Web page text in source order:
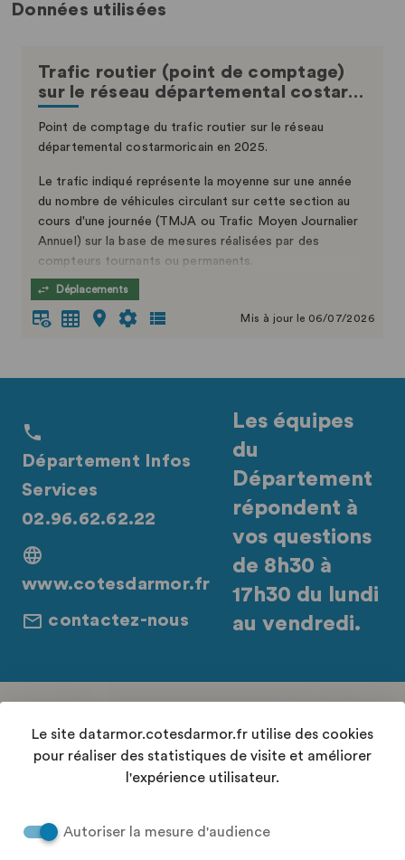
Données utilisées
Trafic routier (point de comptage)
sur le réseau départemental costar…
Point de comptage du trafic routier sur le réseau
départemental costarmoricain en 2025.
Le trafic indiqué représente la moyenne sur une année
du nombre de véhicules circulant sur cette section au
cours d'une journée (TMJA ou Trafic Moyen Journalier
Annuel) sur la base de mesures réalisées par des
compteurs tournants ou permanents.
Celles réalisées à l’aide de compteurs exceptionnels
sont données à titre indicatif.
Déplacements
Mis à jour le 06/07/2026
Département Infos
Services
02.96.62.62.22
www.cotesdarmor.fr
contactez-nous
Les équipes
du
Département
répondent à
vos questions
de 8h30 à
17h30 du lundi
au vendredi.
Conditions Générales d'Utilisation
Le site datarmor.cotesdarmor.fr utilise des cookies
pour réaliser des statistiques de visite et améliorer
l'expérience utilisateur.
Autoriser la mesure d'audience